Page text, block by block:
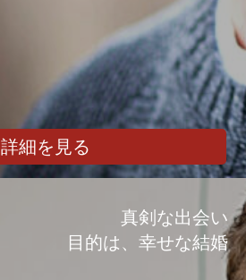
詳細を見る
真剣な出会い
目的は、幸せな結婚